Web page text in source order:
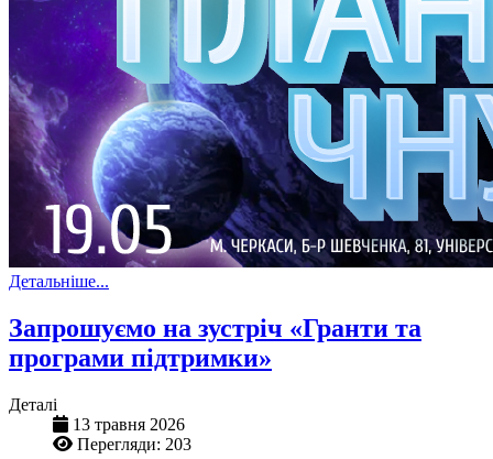
Детальніше...
Запрошуємо на зустріч «Гранти та
програми підтримки»
Деталі
13 травня 2026
Перегляди: 203